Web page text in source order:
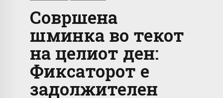
Совршена
шминка во текот
на целиот ден:
Фиксаторот е
задолжителен